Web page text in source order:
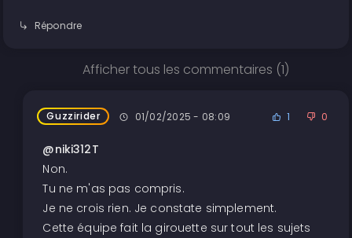
Répondre
Afficher tous les commentaires (1)
Guzzirider 01/02/2025 - 08:09 1 0
@niki312T
Non.
Tu ne m'as pas compris.
Je ne crois rien. Je constate simplement.
Cette équipe fait la girouette sur tout les sujets